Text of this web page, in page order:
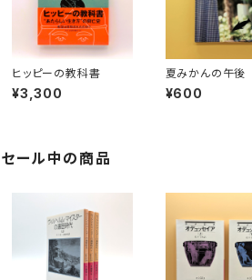
ヒッピーの教科書
¥3,300
夏みかんの午後
¥600
セール中の商品